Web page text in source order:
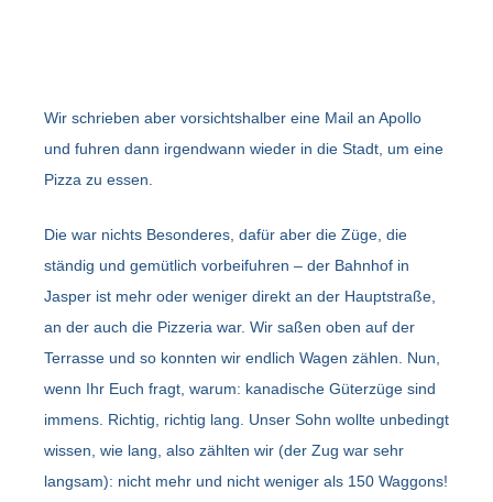
Wir schrieben aber vorsichtshalber eine Mail an Apollo
und fuhren dann irgendwann wieder in die Stadt, um eine
Pizza zu essen.
Die war nichts Besonderes, dafür aber die Züge, die
ständig und gemütlich vorbeifuhren – der Bahnhof in
Jasper ist mehr oder weniger direkt an der Hauptstraße,
an der auch die Pizzeria war. Wir saßen oben auf der
Terrasse und so konnten wir endlich Wagen zählen. Nun,
wenn Ihr Euch fragt, warum: kanadische Güterzüge sind
immens. Richtig, richtig lang. Unser Sohn wollte unbedingt
wissen, wie lang, also zählten wir (der Zug war sehr
langsam): nicht mehr und nicht weniger als 150 Waggons!